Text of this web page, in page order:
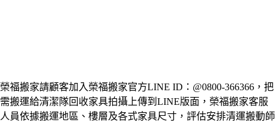
榮福搬家請顧客加入榮福搬家官方LINE ID：@0800-366366，把
需搬運給清潔隊回收家具拍攝上傳到LINE版面， 榮福搬家客服
人員依據搬運地區、樓層及各式家具尺寸，評估安排清運搬動師